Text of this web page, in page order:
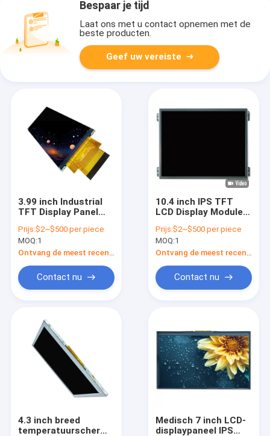
Bespaar je tijd
Laat ons met u contact opnemen met de
beste producten.
Geef uw vereiste
3.99 inch Industrial
TFT Display Panel
interface
Prijs:$2~$500 per piece
MOQ:1
Contact nu
10.4 inch IPS TFT
LCD Display Module
Hoge resolutie
Prijs:$2~$500 per piece
MOQ:1
Contact nu
4.3 inch breed
temperatuurscherm
Medisch 7 inch LCD-
displaypaneel IPS